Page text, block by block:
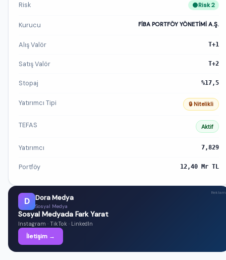
Risk Risk 2
Kurucu FİBA PORTFÖY YÖNETİMİ A.Ş.
Alış Valör T+1
Satış Valör T+2
Stopaj %17,5
Yatırımcı Tipi 🔒 Nitelikli
TEFAS Aktif
Yatırımcı 7,829
Portföy 12,40 Mr TL
D Dora Medya
Sosyal Medya
Sosyal Medyada Fark Yarat
Instagram · TikTok · LinkedIn
İletişim →
Reklam